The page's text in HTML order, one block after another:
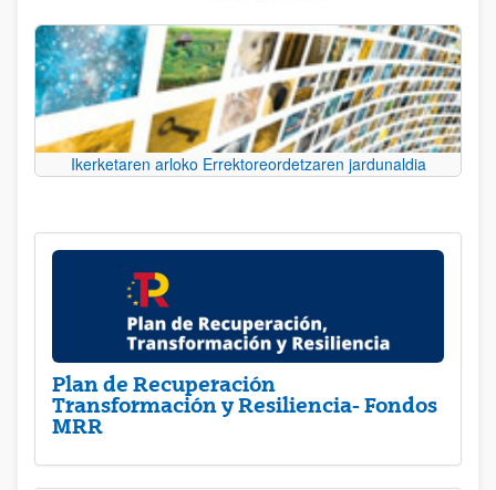
Ikerketaren arloko Errektoreordetzaren jardunaldia
Plan de Recuperación
Transformación y Resiliencia- Fondos
MRR